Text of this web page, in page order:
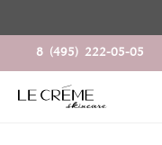
8 (495) 222-05-05